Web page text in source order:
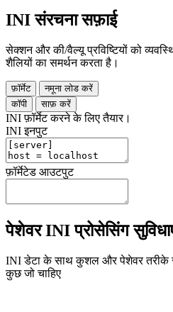
INI संरचना सफ़ाई
सेक्शन और की/वैल्यू प्रविष्टियों को
शैलियों का समर्थन करता है।
फ़ॉर्मेट
नमूना लोड करें
कॉपी
साफ़ करें
INI फ़ॉर्मेट करने के लिए तैयार।
INI इनपुट
फ़ॉर्मेटेड आउटपुट
पेशेवर INI प्रोसेसिंग
INI डेटा के साथ कुशल और पेशेवर तरीके
कुछ जो चाहिए